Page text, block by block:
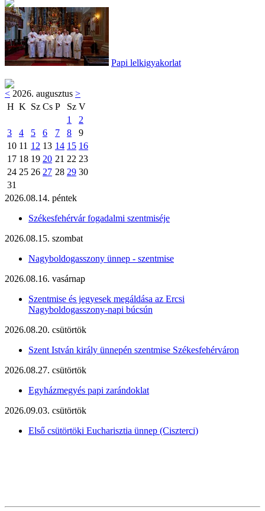
Papi lelkigyakorlat
< 2026. augusztus >
H K Sz Cs P Sz V
1
2
3
4 5 6 7 8
9
10 11 12 13 14 15 16
17 18 19 20 21 22 23
24 25 26 27 28 29 30
31
2026.08.14. péntek
Székesfehérvár fogadalmi szentmiséje
2026.08.15. szombat
Nagyboldogasszony ünnep - szentmise
2026.08.16. vasárnap
Szentmise és jegyesek megáldása az Ercsi
Nagyboldogasszony-napi búcsún
2026.08.20. csütörtök
Szent István király ünnepén szentmise Székesfehérváron
2026.08.27. csütörtök
Egyházmegyés papi zarándoklat
2026.09.03. csütörtök
Első csütörtöki Eucharisztia ünnep (Ciszterci)